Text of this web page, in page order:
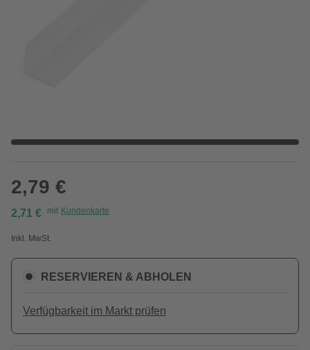
2,79 €
2,71 € mit Kundenkarte
Inkl. MwSt.
RESERVIEREN & ABHOLEN
Verfügbarkeit im Markt prüfen